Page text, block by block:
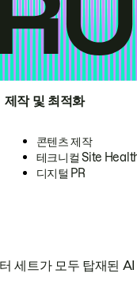
제작 및 최적화
콘텐츠 제작
테크니컬 Site
디지털 PR
세트가 모두 탑재된